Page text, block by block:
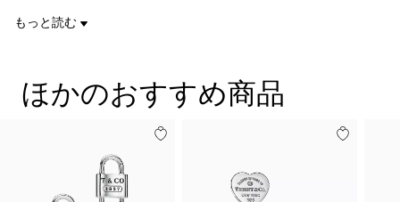
は光り輝く1石のダイヤモンドが手作業でセッティングされてい
商品番号:69836402
もっと読む
ほかのおすすめ商品